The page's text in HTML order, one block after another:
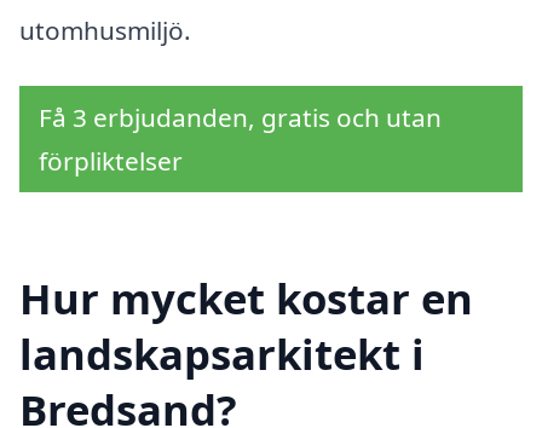
utomhusmiljö.
Få 3 erbjudanden, gratis och utan
förpliktelser
Hur mycket kostar en
landskapsarkitekt i
Bredsand?